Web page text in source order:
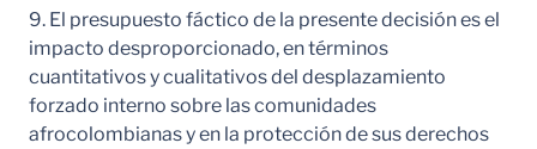
9. El presupuesto fáctico de la presente decisión es el
impacto desproporcionado, en términos
cuantitativos y cualitativos del desplazamiento
forzado interno sobre las comunidades
afrocolombianas y en la protección de sus derechos